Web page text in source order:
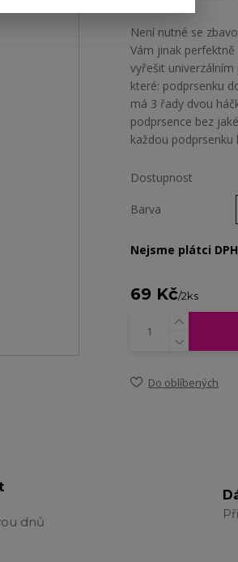
Není nutné se
Vám jinak
vyřešit
které: podprsenku
má 3 řady dvou
podprsence bez
každou podprsenku
Dostupnost
Barva
Nejsme plátci DPH
69 Kč/2ks
Do oblíbených
dnů